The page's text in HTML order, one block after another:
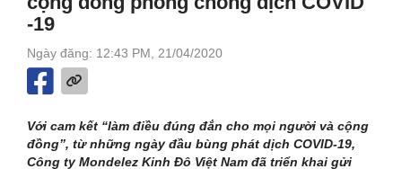
-19
Ngày đăng: 12:43 PM, 21/04/2020
Với cam kết “làm điều đúng đắn cho mọi người và cộng
đồng”, từ những ngày đầu bùng phát dịch COVID-19,
Công ty Mondelez Kinh Đô Việt Nam đã triển khai gửi